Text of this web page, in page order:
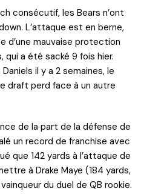
consécutif, les Bears n’ont
L’attaque est en berne,
d’une mauvaise protection
qui a été sacké 9 fois hier.
il y a 2 semaines, le
draft perd face à un autre
de la part de la défense de
un record de franchise avec
que 142 yards à l’attaque de
à Drake Maye (184 yards,
du duel de QB rookie.